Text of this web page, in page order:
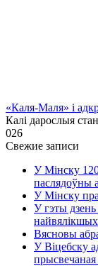
«Каля-Маля» і
Калі дарослыя
026
Свежие записи
У Мінску
паслядоўны
У Мінску
У гэты
найвялікшых
Вясновы
У Віцебску